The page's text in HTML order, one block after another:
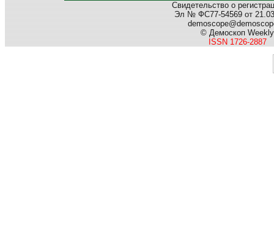
Свидетельство о
Эл № ФС77-54569 от
© Демоскоп Weekly
ISSN 1726-2887